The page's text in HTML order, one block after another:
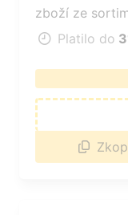
zboží ze
nákupu nad
Platilo do